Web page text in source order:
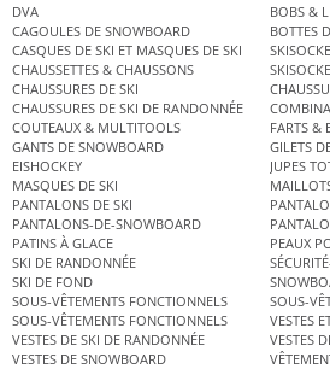
DVA
BOBS &
CAGOULES DE SNOWBOARD
BOTTES
CASQUES DE SKI ET MASQUES DE SKI
CHAUSSETTES & CHAUSSONS
CHAUSSURES DE SKI
CHAUSSURES DE SKI DE RANDONNÉE
COUTEAUX & MULTITOOLS
FARTS &
GANTS DE SNOWBOARD
GILETS
EISHOCKEY
JUPES
MASQUES DE SKI
PANTALONS DE SKI
PANTALONS-DE-SNOWBOARD
PATINS À GLACE
PEAUX
SKI DE RANDONNÉE
SKI DE FOND
SOUS-VÊTEMENTS FONCTIONNELS
SOUS-
SOUS-VÊTEMENTS FONCTIONNELS
VESTES
VESTES DE SKI DE RANDONNÉE
VESTES
VESTES DE SNOWBOARD